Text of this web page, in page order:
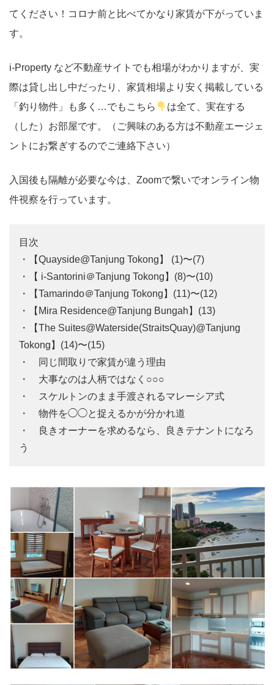
てください！コロナ前と比べてかなり家賃が下がっていま
す。
i-Property など不動産サイトでも相場がわかりますが、実
際は貸し出し中だったり、家賃相場より安く掲載している
「釣り物件」も多く…でもこちら
は全て、実在する
（した）お部屋です。（ご興味のある方は不動産エージェ
ントにお繋ぎするのでご連絡下さい）
入国後も隔離が必要な今は、Zoomで繋いでオンライン物
件視察を行っています。
目次
・【Quayside@Tanjung Tokong】 (1)〜(7)
・【 i-Santorini＠Tanjung Tokong】(8)〜(10)
・【Tamarindo＠Tanjung Tokong】(11)〜(12)
・【Mira Residence@Tanjung Bungah】(13)
・【The Suites@Waterside(StraitsQuay)@Tanjung
Tokong】(14)〜(15)
・ 同じ間取りで家賃が違う理由
・ 大事なのは人柄ではなく○○○
・ スケルトンのまま手渡されるマレーシア式
・ 物件を◯◯と捉えるかが分かれ道
・ 良きオーナーを求めるなら、良きテナントになろ
う